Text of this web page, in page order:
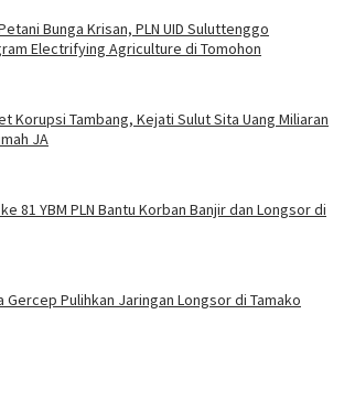
Bunga Krisan, PLN UID Suluttenggo
Electrifying Agriculture di Tomohon
Korupsi Tambang, Kejati Sulut Sita Uang Miliaran
JA
81 YBM PLN Bantu Korban Banjir dan Longsor di
Gercep Pulihkan Jaringan Longsor di Tamako